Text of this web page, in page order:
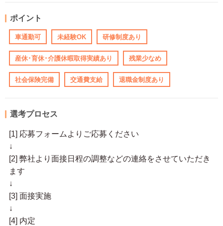
ポイント
車通勤可 未経験OK 研修制度あり
産休･育休･介護休暇取得実績あり 残業少なめ
社会保険完備 交通費支給 退職金制度あり
選考プロセス
[1] 応募フォームよりご応募ください
↓
[2] 弊社より面接日程の調整などの連絡をさせていただき
ます
↓
[3] 面接実施
↓
[4] 内定